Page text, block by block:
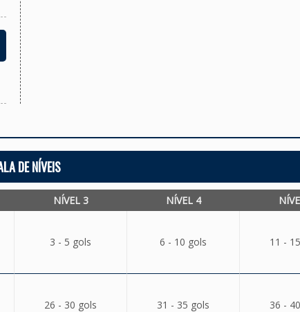
DE NÍVEIS
NÍVEL 3 NÍVEL 4
3 - 5 gols 6 - 10 gols 11 -
26 - 30 gols 31 - 35 gols 36 -